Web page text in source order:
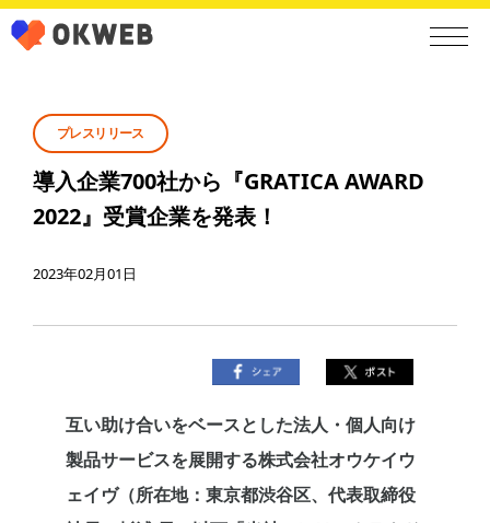
プレスリリース
導入企業700社から『GRATICA AWARD
2022』受賞企業を発表！
2023年02月01日
互い助け合いをベースとした法人・個人向け
製品サービスを展開する株式会社オウケイウ
ェイヴ（所在地：東京都渋谷区、代表取締役